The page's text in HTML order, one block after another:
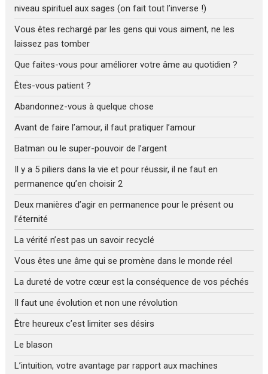
niveau spirituel aux sages (on fait tout l’inverse !)
Vous êtes rechargé par les gens qui vous aiment, ne les
laissez pas tomber
Que faites-vous pour améliorer votre âme au quotidien ?
Êtes-vous patient ?
Abandonnez-vous à quelque chose
Avant de faire l’amour, il faut pratiquer l’amour
Batman ou le super-pouvoir de l’argent
Il y a 5 piliers dans la vie et pour réussir, il ne faut en
permanence qu’en choisir 2
Deux manières d’agir en permanence pour le présent ou
l’éternité
La vérité n’est pas un savoir recyclé
Vous êtes une âme qui se promène dans le monde réel
La dureté de votre cœur est la conséquence de vos péchés
Il faut une évolution et non une révolution
Être heureux c’est limiter ses désirs
Le blason
L’intuition, votre avantage par rapport aux machines